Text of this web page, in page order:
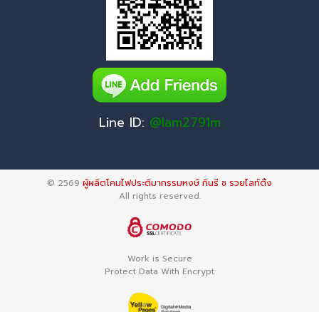
Line ID: @lam2791m
© 2569 ผู้ผลิตโคมไฟประติมากรรมหงษ์ กินรี ช รวยไลท์ติ้ง
All rights reserved.
Work is Secure
Protect Data With Encrypt